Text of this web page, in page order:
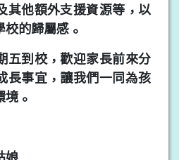
其他額外支援資源等，以
的歸屬感。
五到校，歡迎家長前來分
長事宜，讓我們一同為孩
。